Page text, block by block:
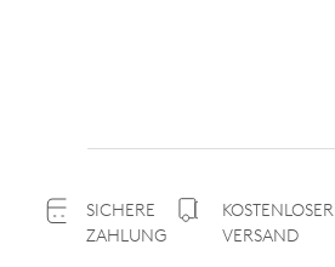
SICHERE
ZAHLUNG
KOSTENLOSER
VERSAND